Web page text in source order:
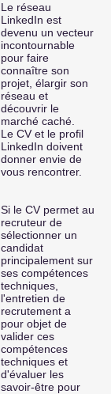
Le réseau
LinkedIn est
devenu un vecteur
incontournable
pour faire
connaître son
projet, élargir son
réseau et
découvrir le
marché caché.
Le CV et le profil
LinkedIn doivent
donner envie de
vous rencontrer.
Si le CV permet au
recruteur de
sélectionner un
candidat
principalement sur
ses compétences
techniques,
l'entretien de
recrutement a
pour objet de
valider ces
compétences
techniques et
d'évaluer les
savoir-être pour